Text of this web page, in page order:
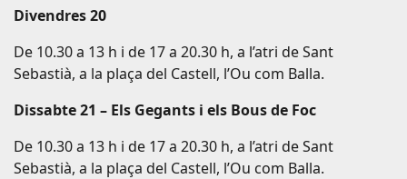
Divendres 20
De 10.30 a 13 h i de 17 a 20.30 h, a l’atri de Sant
Sebastià, a la plaça del Castell, l’Ou com Balla.
Dissabte 21 – Els Gegants i els Bous de Foc
De 10.30 a 13 h i de 17 a 20.30 h, a l’atri de Sant
Sebastià, a la plaça del Castell, l’Ou com Balla.